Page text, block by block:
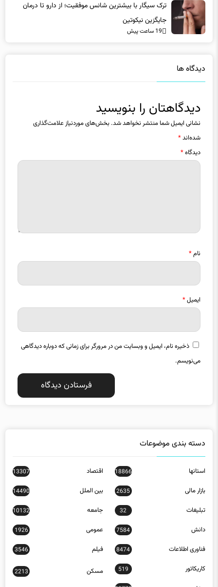
جایگزین نیکوتین
19 ساعت پیش
نشانی ایمیل شما منتشر نخواهد شد.بخش‌های موردنیاز علامت‌گذاری
شده‌اند*
دیدگاه*
ایمیل*
ذخیره نام، ایمیل و وبسایت من در مرورگر برای زمانی که دوباره دیدگاهی
می‌نویسم.
استانها
بازار مالی 2635
14490
تبلیغات 32 جامعه 10132
دانش 7584 عمومی 1926
فناوری اطلاعات 8474 فیلم 3546
کاریکاتور 519
2213
ورزش 23778